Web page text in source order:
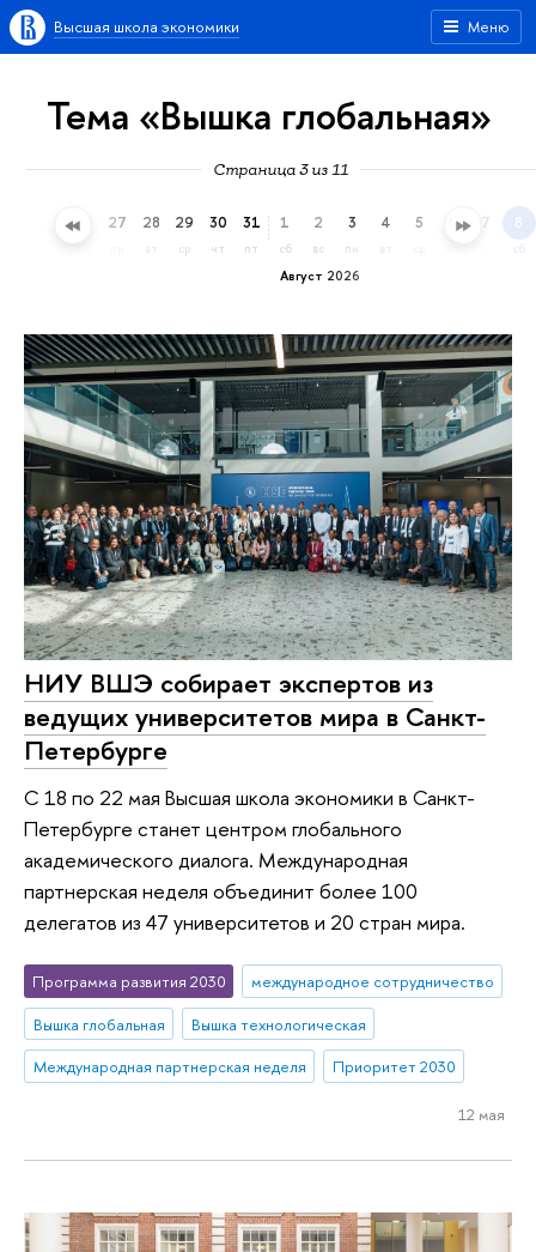
Меню
Высшая школа экономики
Тема «Вышка глобальная»
Страница 3 из 11
26 27 28 29
ср
30
чт
31
пт
Август 2026
1
сб
2
вс
3
пн
4 5 6 7 8
сб
НИУ ВШЭ собирает экспертов из
ведущих университетов мира в Санкт-
Петербурге
С 18 по 22 мая Высшая школа экономики в Санкт-
Петербурге станет центром глобального
академического диалога. Международная
партнерская неделя объединит более 100
делегатов из 47 университетов и 20 стран мира.
Программа развития 2030
международное сотрудничество
Вышка глобальная
Вышка технологическая
Международная партнерская неделя
Приоритет 2030
12 мая